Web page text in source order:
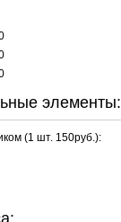
элементы:
(1 шт. 150руб.):